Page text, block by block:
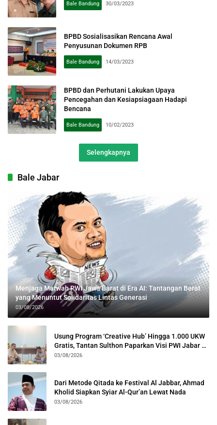
Bale Bandung 30/03/2023
BPBD Sosialisasikan Rencana Awal
Penyusunan Dokumen RPB
Bale Bandung 14/03/2023
BPBD dan Perhutani Lakukan Upaya
Pencegahan dan Kesiapsiagaan Hadapi
Bencana
Bale Bandung 10/02/2023
Selengkapnya
Bale Jabar
Menjaga Marwah PWI Jawa Barat di Era AI: Tantangan Berat
yang Menuntut Solidaritas Lintas Generasi
03/08/2026
Usung Program ‘Creative Hub’ Hingga 1.000 UKW
Gratis, Tantan Sulthon Paparkan Visi PWI Jabar di
Kota Bogor
03/08/2026
Dari Metode Qitada ke Festival Al Jabbar, Ahmad
Kholid Siapkan Syiar Al-Qur’an Lewat Nada
03/08/2026